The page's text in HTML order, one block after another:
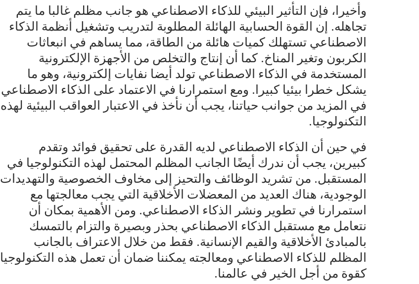
وأخيرا، فإن التأثير البيئي للذكاء الاصطناعي هو جانب مظلم غالبا ما يتم
تجاهله. إن القوة الحسابية الهائلة المطلوبة لتدريب وتشغيل أنظمة الذكاء
الاصطناعي تستهلك كميات هائلة من الطاقة، مما يساهم في انبعاثات
الكربون وتغير المناخ. كما أن إنتاج والتخلص من الأجهزة الإلكترونية
المستخدمة في الذكاء الاصطناعي تولد أيضا نفايات إلكترونية، وهو ما
يشكل خطرا بيئيا كبيرا. ومع استمرارنا في الاعتماد على الذكاء الاصطناعي
في المزيد من جوانب حياتنا، يجب أن نأخذ في الاعتبار العواقب البيئية لهذه
التكنولوجيا.
في حين أن الذكاء الاصطناعي لديه القدرة على تحقيق فوائد وتقدم
كبيرين، يجب أن ندرك أيضًا الجانب المظلم المحتمل لهذه التكنولوجيا في
المستقبل. من تشريد الوظائف والتحيز إلى مخاوف الخصوصية والتهديدات
الوجودية، هناك العديد من المعضلات الأخلاقية التي يجب معالجتها مع
استمرارنا في تطوير ونشر الذكاء الاصطناعي. ومن الأهمية بمكان أن
نتعامل مع مستقبل الذكاء الاصطناعي بحذر وبصيرة والتزام بالتمسك
بالمبادئ الأخلاقية والقيم الإنسانية. فقط من خلال الاعتراف بالجانب
المظلم للذكاء الاصطناعي ومعالجته يمكننا ضمان أن تعمل هذه التكنولوجيا
كقوة من أجل الخير في عالمنا.